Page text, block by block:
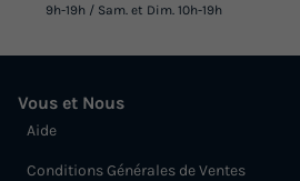
9h-19h / Sam. et Dim. 10h-19h
Vous et Nous
Aide
Conditions Générales de Ventes